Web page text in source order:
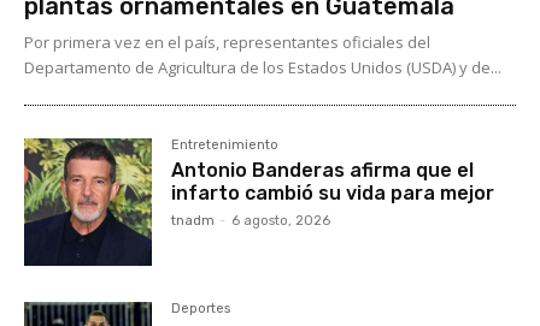
plantas ornamentales en Guatemala
Por primera vez en el país, representantes oficiales del
Departamento de Agricultura de los Estados Unidos (USDA) y de...
Entretenimiento
Antonio Banderas afirma que el
infarto cambió su vida para mejor
tnadm - 6 agosto, 2026
Deportes